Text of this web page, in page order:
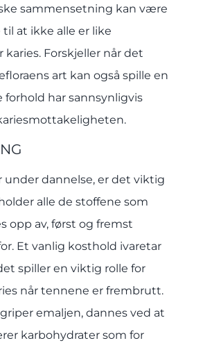
sammensetning kan være
til at ikke alle er like
Forskjeller når det
art kan også spille en
forhold har sannsynligvis
under dannelse, er det viktig
alle de stoffene som
opp av, først og fremst
Et vanlig kosthold ivaretar
spiller en viktig rolle for
når tennene er frembrutt.
emaljen, dannes ved at
karbohydrater som for